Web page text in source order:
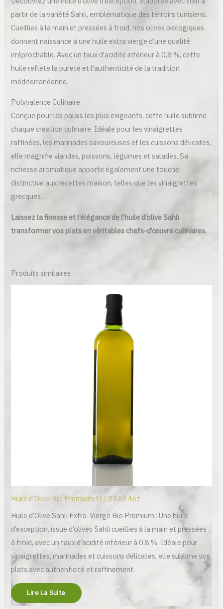
partir de la variété Sahli, emblématique des terroirs tunisiens.
Cueillies à la main et pressées à froid, nos olives biologiques
donnent naissance à une huile extra vierge d’une qualité
irréprochable. Avec un taux d’acidité inférieur à 0,8 %, cette
huile reflète la pureté et l’authenticité de la tradition
méditerranéenne.
Polyvalence Culinaire
Conçue pour les palais les plus exigeants, cette huile sublime
chaque création culinaire. Idéale pour les vinaigrettes
raffinées, les marinades savoureuses et les cuissons délicates,
elle magnifie viandes, poissons, légumes et salades. Sa
richesse aromatique apporte également une touche
distinctive aux recettes maison, telles que les vinaigrettes
grecques.
Laissez la finesse et l’élégance de l’huile d’olive Sahli
transformer vos plats en véritables chefs-d’œuvre culinaires.
Produits similaires
Huile d’Olive Bio Premium 1l / 33.814oz
Huile d’Olive Sahli Extra-Vierge Bio Premium : Une huile
d’exception, issue d’olives Sahli cueillies à la main et pressées
à froid, avec un taux d’acidité inférieur à 0,8 %. Idéale pour
vinaigrettes, marinades et cuissons délicates, elle sublime vos
plats avec authenticité et raffinement.
Lire La Suite